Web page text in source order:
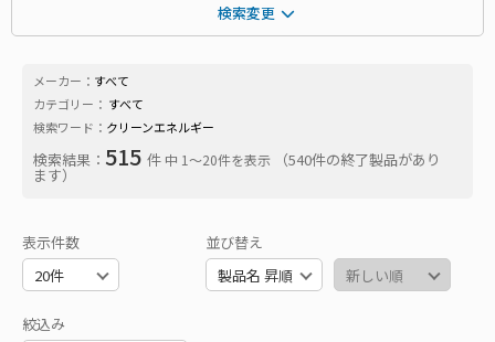
検索変更
メーカー： すべて
カテゴリー： すべて
検索ワード： クリーンエネルギー
検索結果： 515 件 中 1〜20件を表示 （540件の終了製品があり
ます）
表示件数 並び替え
絞込み